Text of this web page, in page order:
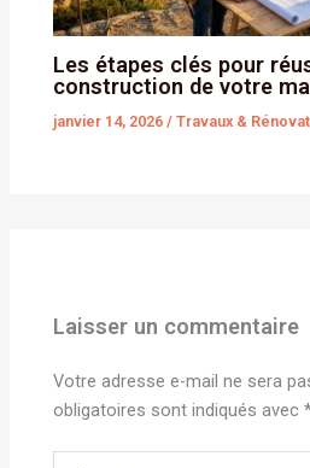
Les étapes clés pour
construction de votre
janvier 14, 2026/Travaux &
Laisser un commentaire
Votre adresse e-mail ne sera
obligatoires sont indiqués avec